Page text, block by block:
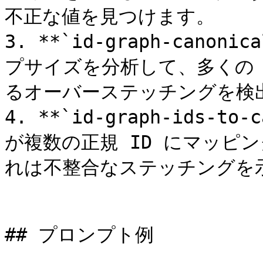
不正な値を見つけます。
3. **`id-graph-
プサイズを分析して、多く
るオーバーステッチングを検
4. **`id-graph-ids-to-
が複数の正規 ID にマッピン
れは不整合なステッチングを
## プロンプト例